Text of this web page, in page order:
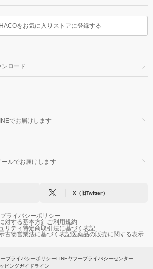
をお気に入りストアに登録する
ロード
でお届けします
ルでお届けします
X（旧Twitter）
ライバシーポリシー
対する基本方針ご利用規約
リティ特定商取引法に基づく表記
古物営業法に基づく表記医薬品の販売に関する表示
プライバシーポリシーLINEヤフープライバシーセンター
ピングガイドライン